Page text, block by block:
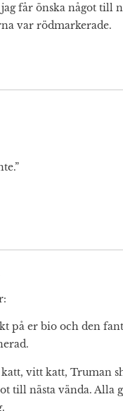
får önska något till
var rödmarkerade.
på er bio och den
vitt katt, Truman
till nästa vända. Alla